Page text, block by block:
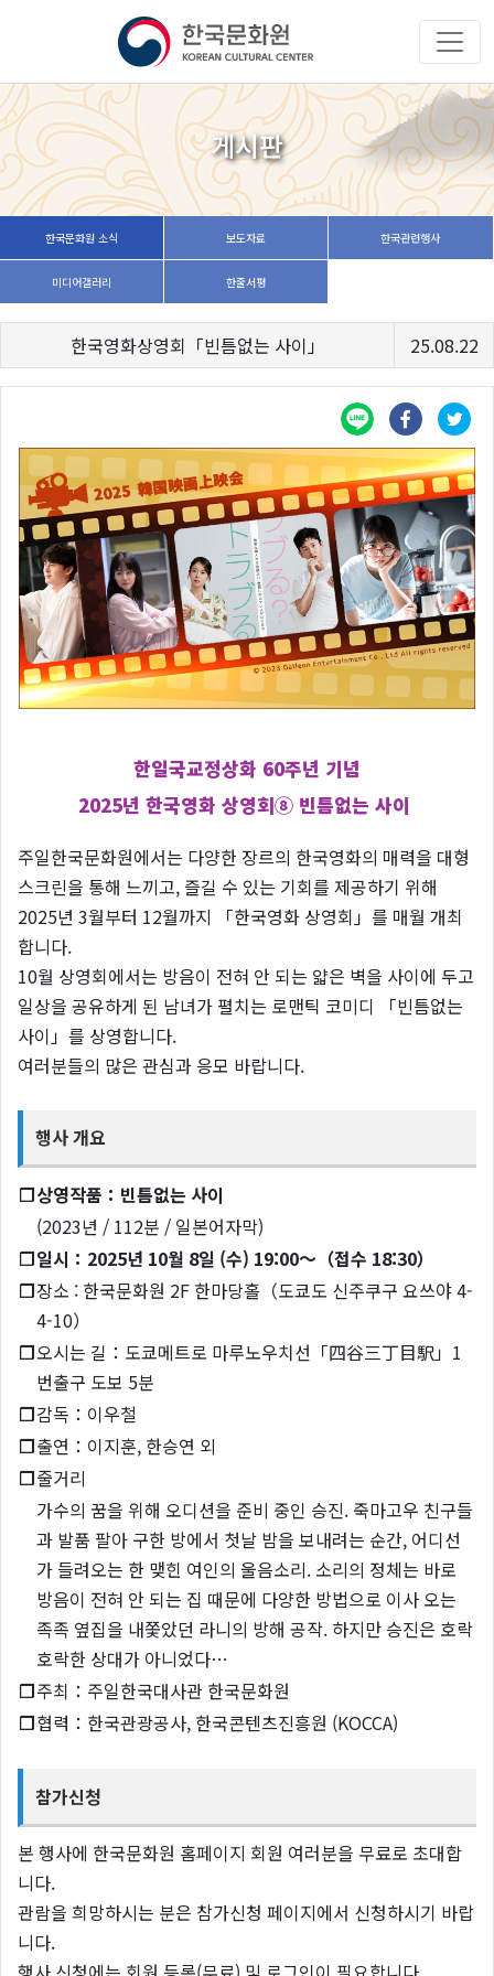
게시판
한국문화원 소식 보도자료 한국관련행사
미디어갤러리 한줄서평
한국영화상영회「빈틈없는 사이」 25.08.22
한일국교정상화 60주년 기념
2025년 한국영화 상영회⑧ 빈틈없는 사이
주일한국문화원에서는 다양한 장르의 한국영화의 매력을 대형
스크린을 통해 느끼고, 즐길 수 있는 기회를 제공하기 위해
2025년 3월부터 12월까지 「한국영화 상영회」를 매월 개최
합니다.
10월 상영회에서는 방음이 전혀 안 되는 얇은 벽을 사이에 두고
일상을 공유하게 된 남녀가 펼치는 로맨틱 코미디 「빈틈없는
사이」를 상영합니다.
여러분들의 많은 관심과 응모 바랍니다.
행사 개요
❐상영작품：빈틈없는 사이
(2023년 / 112분 / 일본어자막)
❐일시：2025년 10월 8일 (수) 19:00～（접수 18:30）
❐장소 : 한국문화원 2F 한마당홀（도쿄도 신주쿠구 요쓰야 4-
4-10）
❐오시는 길：도쿄메트로 마루노우치선「四谷三丁目駅」1
번출구 도보 5분
❐감독：이우철
❐출연：이지훈, 한승연 외
❐줄거리
가수의 꿈을 위해 오디션을 준비 중인 승진. 죽마고우 친구들
과 발품 팔아 구한 방에서 첫날 밤을 보내려는 순간, 어디선
가 들려오는 한 맺힌 여인의 울음소리. 소리의 정체는 바로
방음이 전혀 안 되는 집 때문에 다양한 방법으로 이사 오는
족족 옆집을 내쫓았던 라니의 방해 공작. 하지만 승진은 호락
호락한 상대가 아니었다…
❐주최：주일한국대사관 한국문화원
❐협력：한국관광공사, 한국콘텐츠진흥원 (KOCCA)
참가신청
본 행사에 한국문화원 홈페이지 회원 여러분을 무료로 초대합
니다.
관람을 희망하시는 분은 참가신청 페이지에서 신청하시기 바랍
니다.